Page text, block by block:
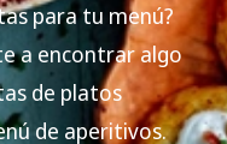
para tu menú?
a encontrar algo
de platos
de aperitivos.